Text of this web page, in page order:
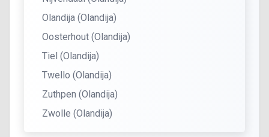
Olandija (Olandija)
Oosterhout (Olandija)
Tiel (Olandija)
Twello (Olandija)
Zuthpen (Olandija)
Zwolle (Olandija)